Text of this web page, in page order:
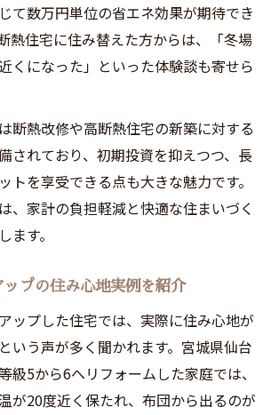
て数万円単位の省エネ効果が期待でき
熱住宅に住み替えた方からは、「冬場
くになった」といった体験談も寄せら
断熱改修や高断熱住宅の新築に対する
されており、初期投資を抑えつつ、長
トを享受できる点も大きな魅力です。
、家計の負担軽減と快適な住まいづく
ます。
ップの住み心地実例を紹介
ップした住宅では、実際に住み心地が
いう声が多く聞かれます。宮城県仙台
級5から6へリフォームした家庭では、
が20度近く保たれ、布団から出るのが